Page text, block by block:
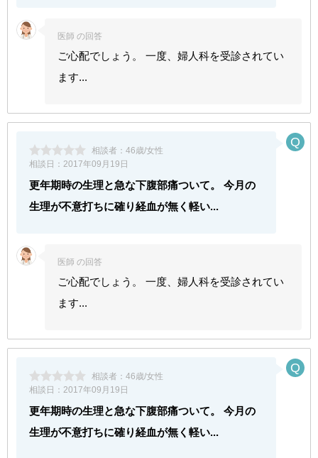
医師 の回答
ご心配でしょう。 一度、婦人科を受診されてい
ます...
相談者： 46歳/女性
相談日： 2017年09月19日
更年期時の生理と急な下腹部痛ついて。 今月の
生理が不意打ちに確り経血が無く軽い...
医師 の回答
ご心配でしょう。 一度、婦人科を受診されてい
ます...
相談者： 46歳/女性
相談日： 2017年09月19日
更年期時の生理と急な下腹部痛ついて。 今月の
生理が不意打ちに確り経血が無く軽い...